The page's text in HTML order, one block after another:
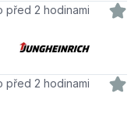
před 2 hodinami
před 2 hodinami